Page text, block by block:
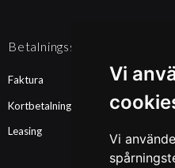
Vi
Vi
Betalningssätt
Faktura
Kortbetalning
Leasing